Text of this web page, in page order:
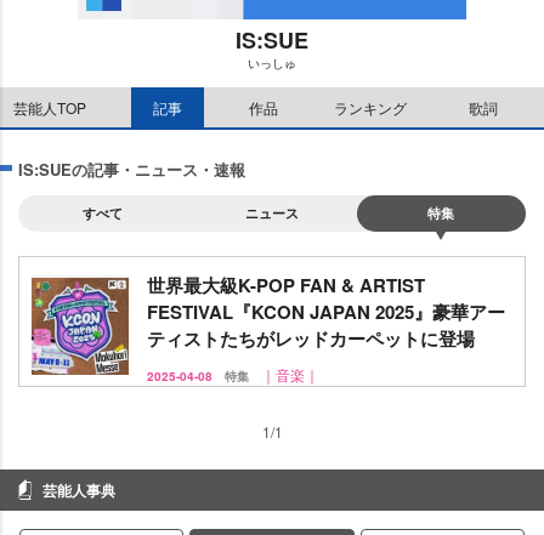
M
u
t
IS:SUE
いっしゅ
芸能人TOP 記事 作品 ランキング 歌詞
IS:SUEの記事・ニュース・速報
すべて ニュース 特集
世界最大級K-POP FAN & ARTIST
FESTIVAL『KCON JAPAN 2025』豪華アー
ティストたちがレッドカーペットに登場
2025-04-08 特集 ｜音楽｜
1/1
芸能人事典